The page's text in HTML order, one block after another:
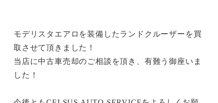
モデリスタエアロを装備したランドクルーザーを買
取させて頂きました！
当店に中古車売却のご相談を頂き、有難う御座いま
した！